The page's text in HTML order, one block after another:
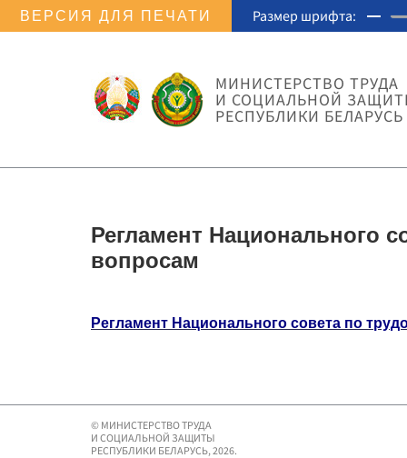
ВЕРСИЯ ДЛЯ ПЕЧАТИ Размер шрифта:
МИНИСТЕРСТВО ТРУДА
И СОЦИАЛЬНОЙ
РЕСПУБЛИКИ БЕЛАРУСЬ
Регламент Национального
вопросам
Регламент Национального совета по
© МИНИСТЕРСТВО ТРУДА
И СОЦИАЛЬНОЙ ЗАЩИТЫ
РЕСПУБЛИКИ БЕЛАРУСЬ, 2026.